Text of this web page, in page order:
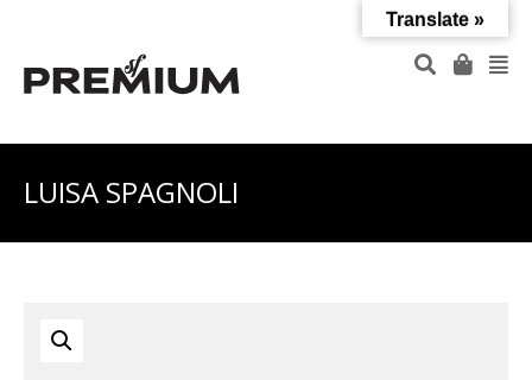
LUISA SPAGNOLI
Translate »